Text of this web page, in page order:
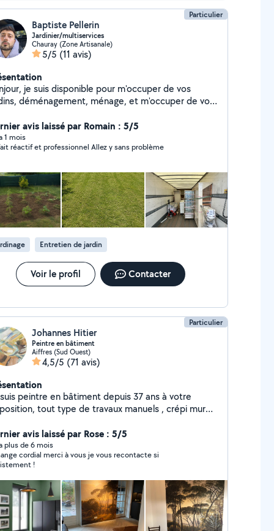
Particulier
Baptiste Pellerin
Jardinier/multiservices
Chauray (Zone Artisanale)
5/5 (11 avis)
je suis disponible pour m'occuper de vos
déménagement, ménage, et m'occuper de vos
avis laissé par Romain : 5/5
1 mois
Parfait réactif et professionnel Allez y sans problème
Entretien de jardin
Voir le profil Contacter
Particulier
Johannes Hitier
Peintre en bâtiment
Aiffres (Sud Ouest)
4,5/5 (71 avis)
peintre en bâtiment depuis 37 ans à votre
tout type de travaux manuels , crépi muret,
à la personne. Course ou livraison etc..
avis laissé par Rose : 5/5
plus de 6 mois
cordial merci à vous je vous recontacte si
!